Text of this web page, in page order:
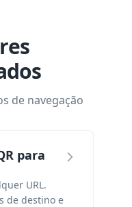
de navegação
para
URL.
de destino e